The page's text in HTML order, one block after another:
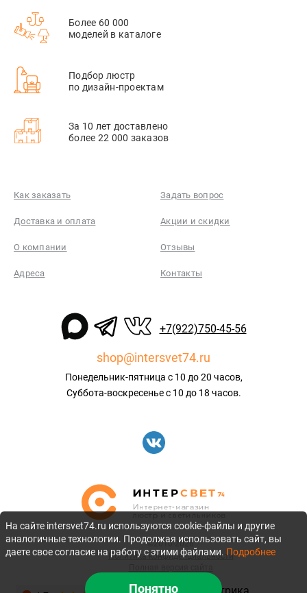
Более 60 000
моделей в каталоге
Подбор люстр
по дизайн-проектам
За 10 лет доставлено
более 22 000 заказов
Как заказать Задать вопрос
Доставка и оплата Акции и скидки
О компании Отзывы
Адреса Контакты
+7(922)750-45-56
shop@intersvet74.ru
Понедельник-пятница с 10 до 20 часов,
Суббота-воскресенье с 10 до 18 часов.
©2010-2026
Политика конфиденциальности
На сайте intersvet74.ru используются cookie-файлы и другие
аналогичные технологии. Продолжая использовать сайт, вы
даете свое согласие на работу с этими файлами. Подробнее
Понятно